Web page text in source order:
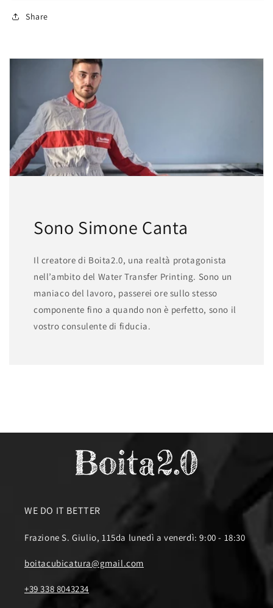
Share
Sono Simone Canta
Il creatore di Boita2.0, una realtà protagonista
nell’ambito del Water Transfer Printing. Sono un
maniaco del lavoro, passerei ore sullo stesso
componente fino a quando non è perfetto, sono il
vostro consulente di fiducia.
WE DO IT BETTER
Frazione S. Giulio, 115da lunedì a venerdì: 9:00 - 18:30
boitacubicatura@gmail.com
+39 338 8043234